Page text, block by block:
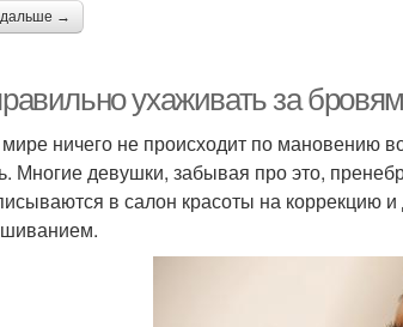
дальше →
ухаживать за
ничего не происходит по мановению
Многие девушки, забывая про это,
в салон красоты на коррекцию